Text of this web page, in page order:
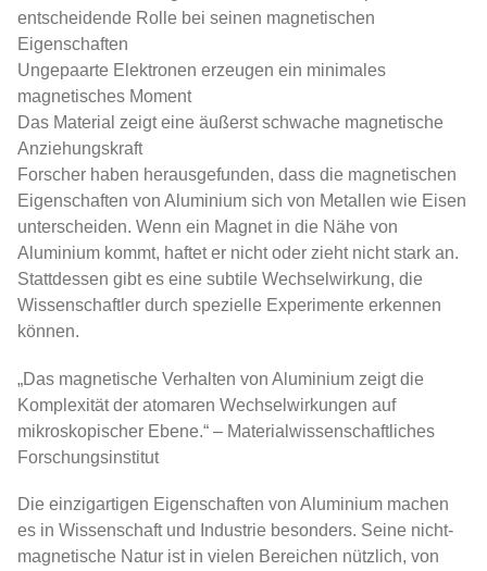
entscheidende Rolle bei seinen magnetischen
Eigenschaften
Ungepaarte Elektronen erzeugen ein minimales
magnetisches Moment
Das Material zeigt eine äußerst schwache magnetische
Anziehungskraft
Forscher haben herausgefunden, dass die magnetischen
Eigenschaften von Aluminium sich von Metallen wie Eisen
unterscheiden. Wenn ein Magnet in die Nähe von
Aluminium kommt, haftet er nicht oder zieht nicht stark an.
Stattdessen gibt es eine subtile Wechselwirkung, die
Wissenschaftler durch spezielle Experimente erkennen
können.
„Das magnetische Verhalten von Aluminium zeigt die
Komplexität der atomaren Wechselwirkungen auf
mikroskopischer Ebene.“ – Materialwissenschaftliches
Forschungsinstitut
Die einzigartigen Eigenschaften von Aluminium machen
es in Wissenschaft und Industrie besonders. Seine nicht-
magnetische Natur ist in vielen Bereichen nützlich, von